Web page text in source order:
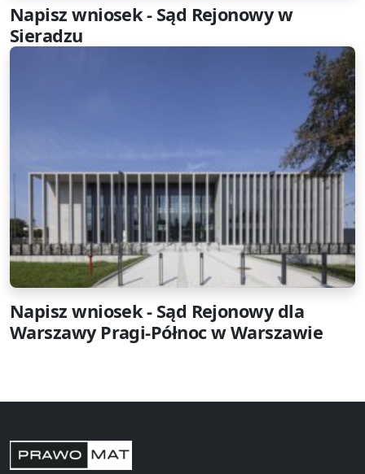
Napisz wniosek - Sąd Rejonowy w
Sieradzu
Napisz wniosek - Sąd Rejonowy dla
Warszawy Pragi-Północ w Warszawie